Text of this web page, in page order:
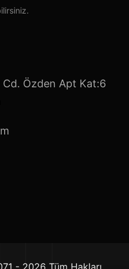
Özden Apt Kat:6
- 2026 Tüm Hakları